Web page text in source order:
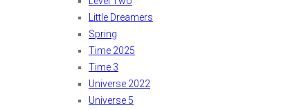
Little Dreamers
Spring
Time 2025
Time 3
Universe 2022
Universe 5